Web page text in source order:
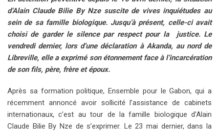
+
I
n
p
p
e
U
p
o
n
e
s
t
e
v
a
E
m
l
t
d’Alain Claude Bilie By Nze suscite de vives inquiétudes au
sein de sa famille biologique. Jusqu’à présent, celle-ci avait
choisi de garder le silence par respect pour la justice. Le
vendredi dernier, lors d’une déclaration à Akanda, au nord de
Libreville, elle a exprimé son étonnement face à l’incarcération
de son fils, père, frère et époux.
Après sa formation politique, Ensemble pour le Gabon, qui a
récemment annoncé avoir sollicité l’assistance de cabinets
internationaux, c’est au tour de la famille biologique d’Alain
Claude Bilie By Nze de s’exprimer. Le 23 mai dernier, dans la